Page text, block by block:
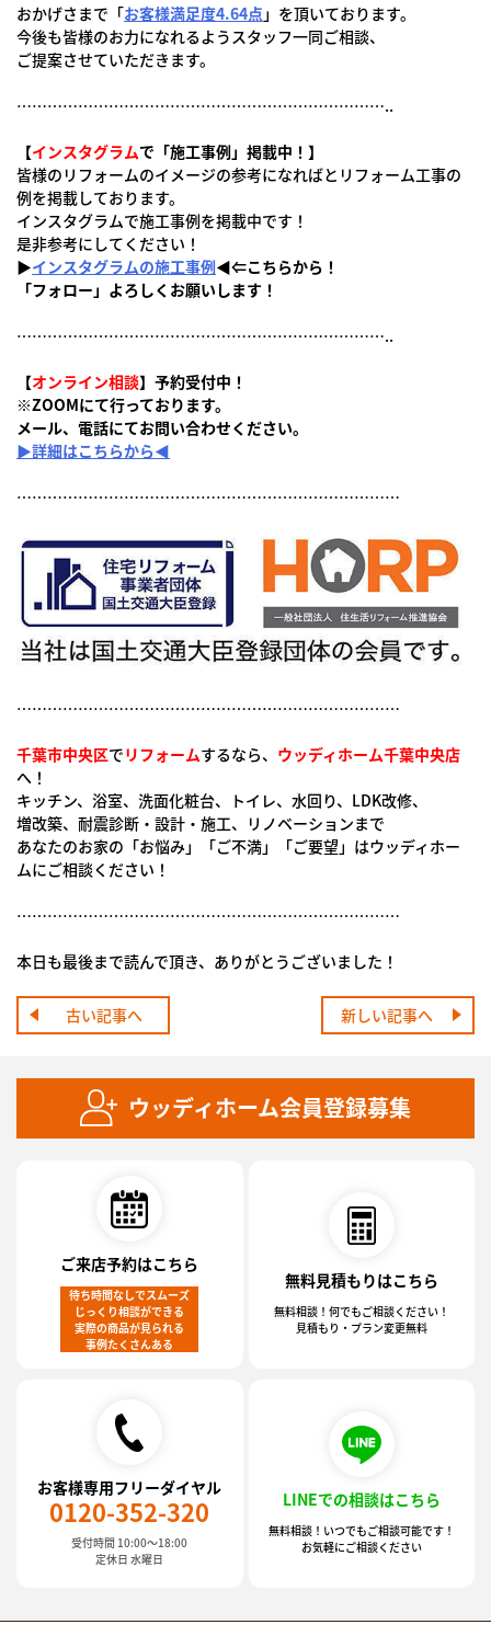
おかげさまで「お客様満足度4.64点 」を頂いております。
今後も皆様のお力になれるようスタッフ一同ご相談、
ご提案させていただきます。
………………………………………………………………..
【インスタグラムで「施工事例」掲載中！】
皆様のリフォームのイメージの参考になればとリフォーム工事の
例を掲載しております。
インスタグラムで施工事例を掲載中です！
是非参考にしてください！
▶インスタグラムの施工事例◀⇐こちらから！
「フォロー」よろしくお願いします！
………………………………………………………………..
【オンライン相談】予約受付中！
※ZOOMにて行っております。
メール、電話にてお問い合わせください。
▶詳細はこちらから◀
…………………………………………………………………
…………………………………………………………………
千葉市中央区でリフォームするなら、 ウッディホーム千葉中央店
へ！
キッチン、浴室、洗面化粧台、トイレ、水回り、LDK改修、
増改築、耐震診断・設計・施工、リノベーションまで
あなたのお家の「お悩み」「ご不満」「ご要望」はウッディホー
ムにご相談ください！
…………………………………………………………………
本日も最後まで読んで頂き、ありがとうございました！
古い記事へ 新しい記事へ
ご来店予約はこちら
待ち時間なしでスムーズ
じっくり相談ができる
実際の商品が見られる
事例たくさんある
無料見積もりはこちら
無料相談！何でもご相談ください！
見積もり・プラン変更無料
お客様専用フリーダイヤル
0120-352-320
受付時間 10:00～18:00
定休日 水曜日
LINEでの相談はこちら
無料相談！いつでもご相談可能です！
お気軽にご相談ください
ウッディホーム会員登録募集